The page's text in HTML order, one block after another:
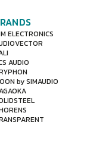
ELECTRONICS
AUDIO
by SIMAUDIO